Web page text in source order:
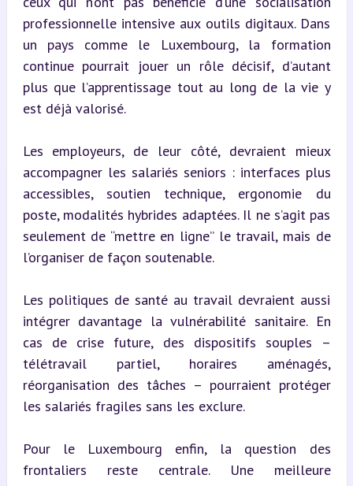
professionnelle intensive aux outils digitaux. Dans
un pays comme le Luxembourg, la formation
continue pourrait jouer un rôle décisif, d’autant
plus que l’apprentissage tout au long de la vie y
est déjà valorisé.
Les employeurs, de leur côté, devraient mieux
accompagner les salariés seniors : interfaces plus
accessibles, soutien technique, ergonomie du
poste, modalités hybrides adaptées. Il ne s’agit pas
seulement de “mettre en ligne” le travail, mais de
l’organiser de façon soutenable.
Les politiques de santé au travail devraient aussi
intégrer davantage la vulnérabilité sanitaire. En
cas de crise future, des dispositifs souples –
télétravail partiel, horaires aménagés,
réorganisation des tâches – pourraient protéger
les salariés fragiles sans les exclure.
Pour le Luxembourg enfin, la question des
frontaliers reste centrale. Une meilleure